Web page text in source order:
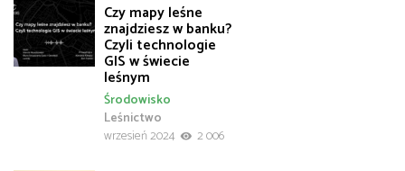
Czy mapy leśne
znajdziesz w banku?
Czyli technologie
GIS w świecie
leśnym
Leśnictwo
Środowisko
wrzesień 2024
2 006